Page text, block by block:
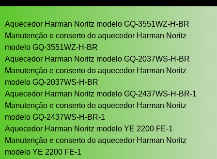
Aquecedor Harman Noritz modelo GQ-3551WZ-H-BR
Manutenção e conserto do aquecedor Harman Noritz
modelo GQ-3551WZ-H-BR
Aquecedor Harman Noritz modelo GQ-2037WS-H-BR
Manutenção e conserto do aquecedor Harman Noritz
modelo GQ-2037WS-H-BR
Aquecedor Harman Noritz modelo GQ-2437WS-H-BR-1
Manutenção e conserto do aquecedor Harman Noritz
modelo GQ-2437WS-H-BR-1
Aquecedor Harman Noritz modelo YE 2200 FE-1
Manutenção e conserto do aquecedor Harman Noritz
modelo YE 2200 FE-1